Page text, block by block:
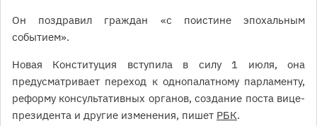
Он поздравил граждан «с поистине эпохальным
событием».
Новая Конституция вступила в силу 1 июля, она
предусматривает переход к однопалатному парламенту,
реформу консультативных органов, создание поста вице-
президента и другие изменения, пишет РБК.